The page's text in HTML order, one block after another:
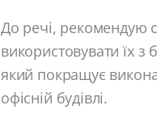
До речі, рекомендую
використовувати їх
який покращує
офісній будівлі.